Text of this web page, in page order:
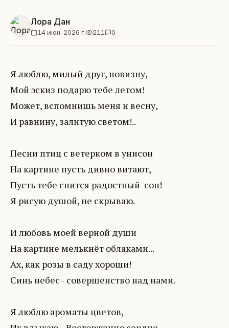
Лора Дан
14 июн. 2026 г. 211 0
Я люблю, милый друг, новизну,
Мой эскиз подарю тебе летом!
Может, вспомнишь меня и весну,
И равнину, залитую светом!..
Песни птиц с ветерком в унисон
На картине пусть дивно витают,
Пусть тебе снится радостный сон!
Я рисую душой, не скрываю.
И любовь моей верной души
На картине мелькнёт облаками...
Ах, как розы в саду хороши!
Синь небес - совершенство над нами.
Я люблю ароматы цветов,